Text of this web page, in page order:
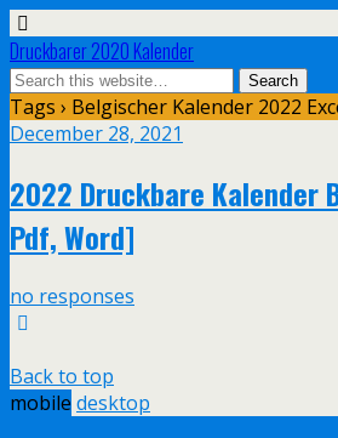
Druckbarer 2020 Kalender
Tags › Belgischer Kalender 2022
December 28, 2021
2022 Druckbare Kalender
Pdf, Word]
no responses
Back to top
mobile desktop